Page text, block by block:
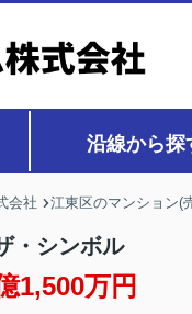
沿線から探
会社 江東区のマンション(
・シンボル
1,500万円